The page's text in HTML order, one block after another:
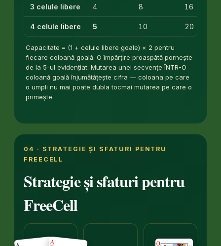
3 celule libere 4 8 16
4 celule libere 5 10 20
Capacitate = (1 + celule libere goale) × 2 pentru
fiecare coloană goală. O împărțire proaspătă pornește
de la 5-ul evidențiat. Mutarea unei secvențe ÎNTR-O
coloană goală înjumătățește cifra — coloana pe care
o umpli nu mai poate dubla tocmai mutarea pe care o
primește.
04 · STRATEGIE ȘI SFATURI PENTRU
FREECELL
Strategie și sfaturi pentru
FreeCell